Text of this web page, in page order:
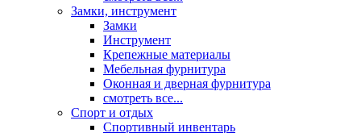
Замки, инструмент
Замки
Инструмент
Крепежные материалы
Мебельная фурнитура
Оконная и дверная фурнитура
смотреть все...
Спорт и отдых
Спортивный инвентарь